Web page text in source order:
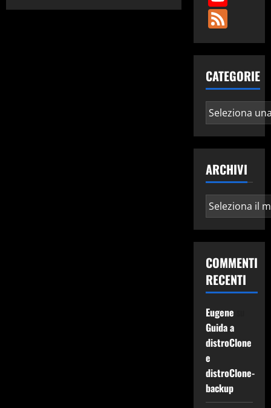
Feed
CATEGORIE
Categorie
ARCHIVI
Archivi
COMMENTI
RECENTI
Eugene
Guida a
distroClone
e
distroClone-
backup